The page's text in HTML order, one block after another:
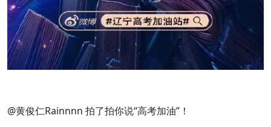
@黄俊仁Rainnnn 拍了拍你说“高考加油”！